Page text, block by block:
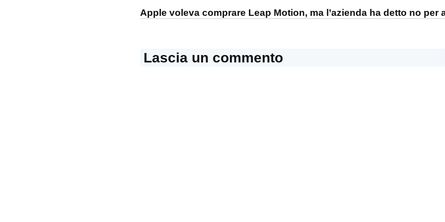
Apple voleva comprare Leap Motion, ma l’azienda ha detto no per
Lascia un commento